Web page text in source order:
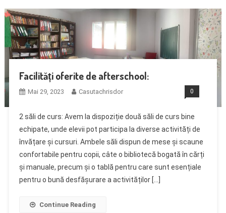
Facilități oferite de afterschool:
Mai 29, 2023 Casutachrisdor 0
2 săli de curs: Avem la dispoziție două săli de curs bine
echipate, unde elevii pot participa la diverse activități de
învățare și cursuri. Ambele săli dispun de mese și scaune
confortabile pentru copii, câte o bibliotecă bogată în cărți
și manuale, precum și o tablă pentru care sunt esențiale
pentru o bună desfășurare a activităților […]
Continue Reading